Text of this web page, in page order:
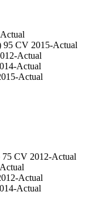
CV 2015-Actual
Actual
Actual
Actual
CV 2012-Actual
Actual
Actual